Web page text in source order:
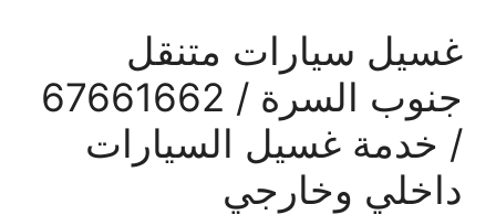
غسيل سيارات متنقل
جنوب السرة / 67661662
/ خدمة غسيل السيارات
داخلي وخارجي